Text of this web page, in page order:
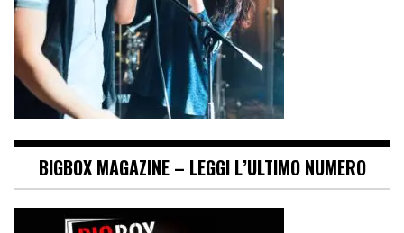
BIGBOX MAGAZINE – LEGGI L’ULTIMO NUMERO